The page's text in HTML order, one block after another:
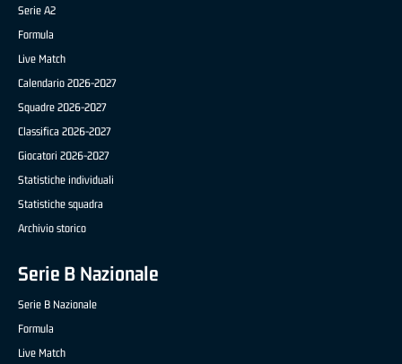
Serie A2
Formula
Live Match
Calendario 2026-2027
Squadre 2026-2027
Classifica 2026-2027
Giocatori 2026-2027
Statistiche individuali
Statistiche squadra
Archivio storico
Serie B Nazionale
Serie B Nazionale
Formula
Live Match